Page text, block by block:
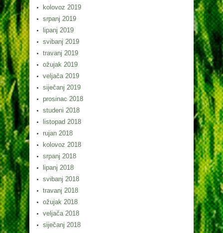
kolovoz 2019
srpanj 2019
lipanj 2019
svibanj 2019
travanj 2019
ožujak 2019
veljača 2019
siječanj 2019
prosinac 2018
studeni 2018
listopad 2018
rujan 2018
kolovoz 2018
srpanj 2018
lipanj 2018
svibanj 2018
travanj 2018
ožujak 2018
veljača 2018
siječanj 2018